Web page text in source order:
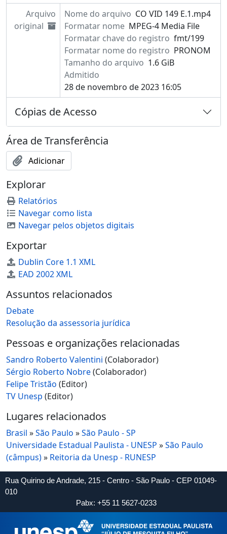
Arquivo
original
Nome do arquivo CO VID 149 E.1.mp4
Formatar nome MPEG-4 Media File
Formatar chave do registro fmt/199
Formatar nome do registro PRONOM
Tamanho do arquivo 1.6 GiB
Admitido
28 de novembro de 2023 16:05
Cópias de Acesso
Área de Transferência
Adicionar
Explorar
Relatórios
Navegar como lista
Navegar pelos objetos digitais
Exportar
Dublin Core 1.1 XML
EAD 2002 XML
Assuntos relacionados
Debate
Resolução da assessoria jurídica
Pessoas e organizações relacionadas
Sandro Roberto Valentini (Colaborador)
Sérgio Roberto Nobre(Colaborador)
Felipe Tristão (Editor)
TV Unesp (Editor)
Lugares relacionados
Brasil »São Paulo »São Paulo - SP
Universidade Estadual Paulista - UNESP »São Paulo
(câmpus)» Reitoria da Unesp - RUNESP
Rua Quirino de Andrade, 215 - Centro - São Paulo - CEP 01049-
010
Pabx: +55 11 5627-0233